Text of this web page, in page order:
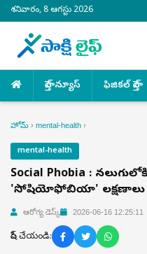
శనివారం, 8 ఆగస్టు 2026
హెల్త్ న్యూస్ ఫిజికల్ హెల్త్
హోమ్ › mental-health ›
mental-health
Social Phobia :
'సోషియోఫోబియా'
ఆరోగ్య డెస్క్ 2026-06-16 12:25:11
షేర్ చేయండి: